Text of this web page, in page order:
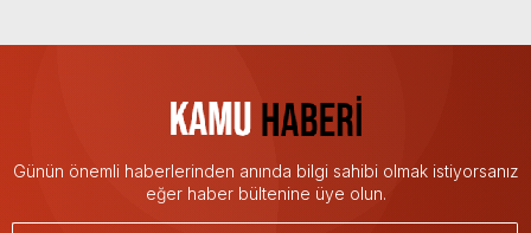
Günün önemli haberlerinden anında bilgi sahibi olmak istiyorsanız
eğer haber bültenine üye olun.